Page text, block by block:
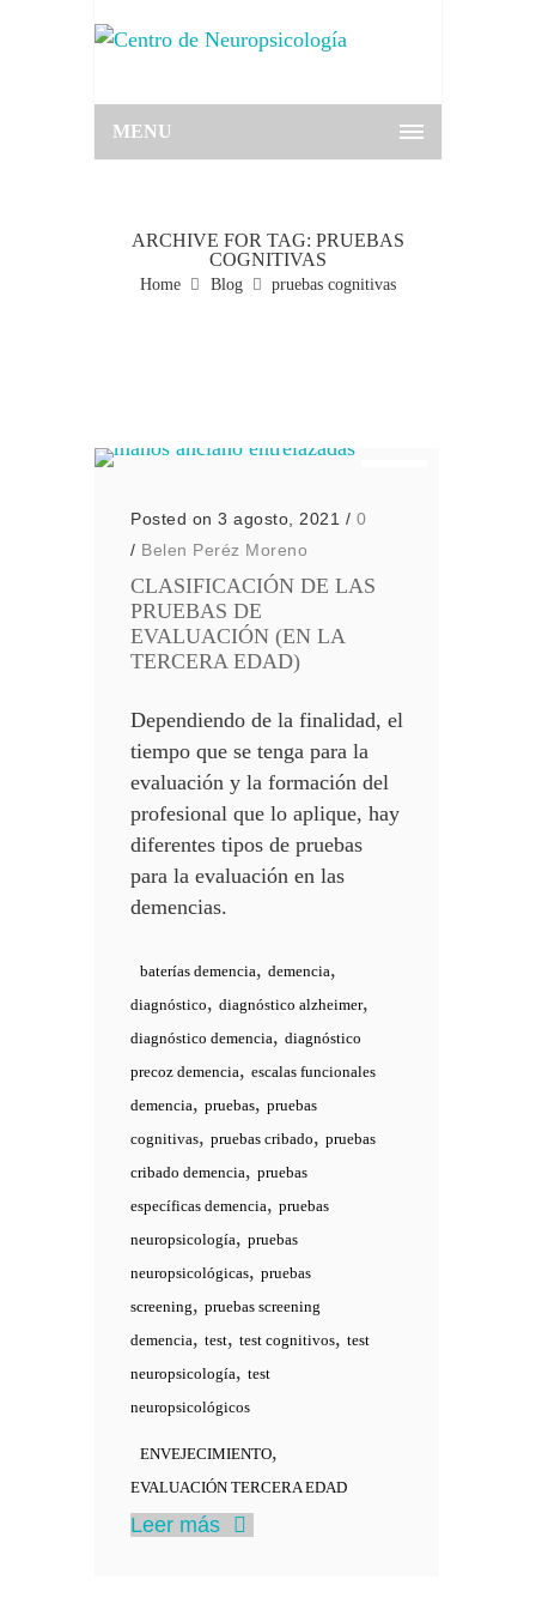
MENU
ARCHIVE FOR TAG: PRUEBAS
COGNITIVAS
Home Blog pruebas cognitivas
Posted on 3 agosto, 2021 / 0
/ Belen Peréz Moreno
CLASIFICACIÓN DE LAS
PRUEBAS DE
EVALUACIÓN (EN LA
TERCERA EDAD)
Dependiendo de la finalidad, el
tiempo que se tenga para la
evaluación y la formación del
profesional que lo aplique, hay
diferentes tipos de pruebas
para la evaluación en las
demencias.
baterías demencia, demencia,
diagnóstico, diagnóstico alzheimer,
diagnóstico demencia, diagnóstico
precoz demencia, escalas funcionales
demencia, pruebas, pruebas
cognitivas, pruebas cribado, pruebas
cribado demencia, pruebas
específicas demencia, pruebas
neuropsicología, pruebas
neuropsicológicas, pruebas
screening, pruebas screening
demencia, test, test cognitivos, test
neuropsicología, test
neuropsicológicos
ENVEJECIMIENTO,
EVALUACIÓN TERCERA EDAD
Leer más